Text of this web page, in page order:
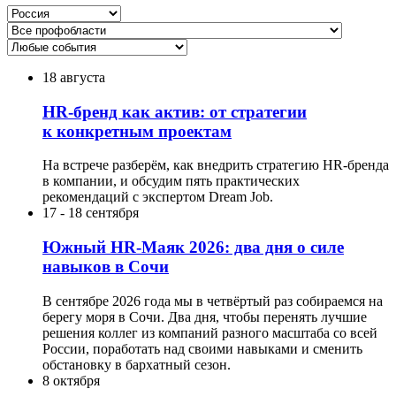
18 августа
HR-бренд как актив: от стратегии
к конкретным проектам
На встрече разберём, как внедрить стратегию HR-бренда
в компании, и обсудим пять практических
рекомендаций с экспертом Dream Job.
17 - 18 сентября
Южный HR-Маяк 2026: два дня о силе
навыков в Сочи
В сентябре 2026 года мы в четвёртый раз собираемся на
берегу моря в Сочи. Два дня, чтобы перенять лучшие
решения коллег из компаний разного масштаба со всей
России, поработать над своими навыками и сменить
обстановку в бархатный сезон.
8 октября